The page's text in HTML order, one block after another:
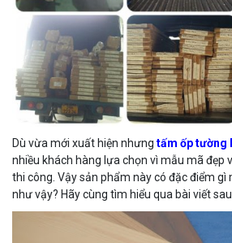
Dù vừa mới xuất hiện nhưng tấm ốp tường
nhiều khách hàng lựa chọn vì mẫu mã đẹp
thi công. Vậy sản phẩm này có đặc điểm
như vậy? Hãy cùng tìm hiểu qua bài viết sau